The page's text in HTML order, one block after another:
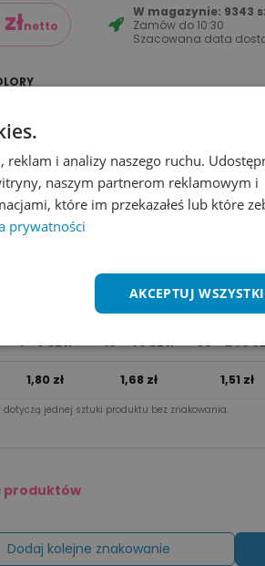
złnetto
W magazynie: 9343
Zamów do 10:30
Szacowana data
Dodaj do koszyka
na maila
zależy od nakładu:
1 - 9 szt. 10 - 49 szt. 50 - 249
1,80 zł 1,68 zł 1,51zł
dotyczą jednej sztuki produktu bez znakowania.​
produktów
Dodaj kolejne znakowanie
i analizy naszego ruchu.
naszym partnerom reklamowym i
które im przekazałeś lub które
prywatności
AKCEPTUJ